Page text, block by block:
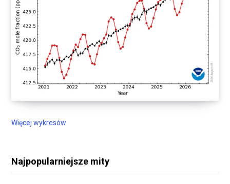
Więcej wykresów
Najpopularniejsze mity